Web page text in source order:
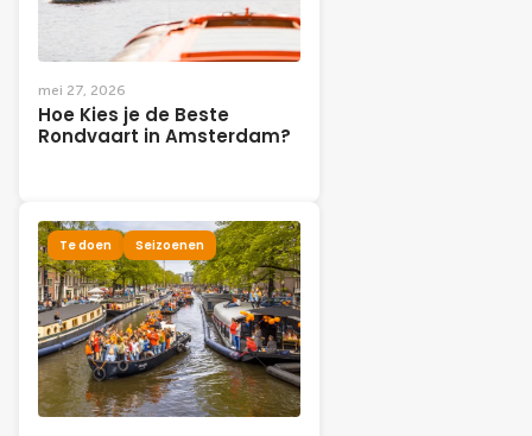
mei 27, 2026
Hoe Kies je de Beste
Rondvaart in Amsterdam?
Te doen Seizoenen